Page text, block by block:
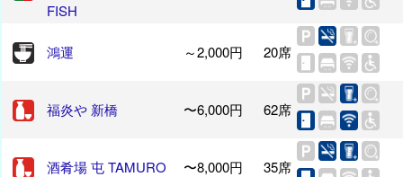
FISH
鴻運 ～2,000円 20席
福炎や 新橋 〜6,000円 62席
酒肴場 屯 TAMURO 〜8,000円 35席